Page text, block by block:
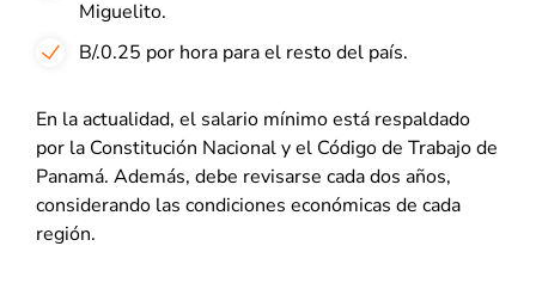
Miguelito.
B/.0.25 por hora para el resto del país.
En la actualidad, el salario mínimo está respaldado
por la Constitución Nacional y el Código de Trabajo de
Panamá. Además, debe revisarse cada dos años,
considerando las condiciones económicas de cada
región.